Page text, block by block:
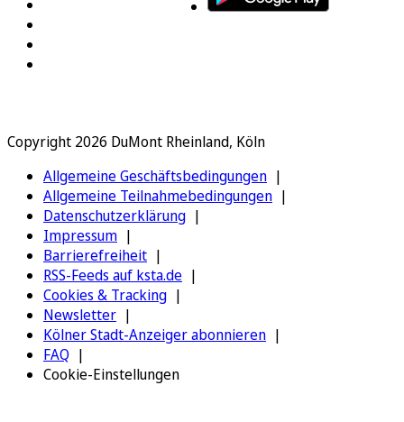
Copyright 2026 DuMont Rheinland, Köln
Allgemeine Geschäftsbedingungen
Allgemeine Teilnahmebedingungen
Datenschutzerklärung
Impressum
Barrierefreiheit
RSS-Feeds auf ksta.de
Cookies & Tracking
Newsletter
Kölner Stadt-Anzeiger abonnieren
FAQ
Cookie-Einstellungen